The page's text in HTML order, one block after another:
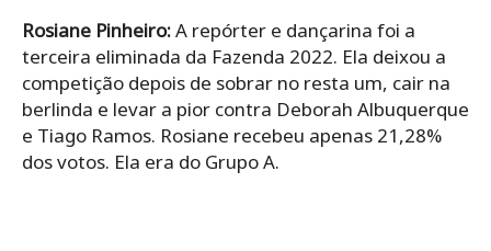
Rosiane Pinheiro:A repórter e dançarina foi a
terceira eliminada da Fazenda 2022. Ela deixou a
competição depois de sobrar no resta um, cair na
berlinda e levar a pior contra Deborah Albuquerque
e Tiago Ramos. Rosiane recebeu apenas 21,28%
dos votos. Ela era do Grupo A.